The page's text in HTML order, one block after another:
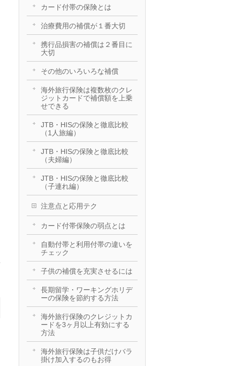
カード付帯の保険とは
治療費用の補償が１番大切
携行品損害の補償は２番目に
大切
その他のいろいろな補償
海外旅行保険は複数枚のクレ
ジットカードで補償額を上乗
せできる
JTB・HISの保険と徹底比較
（1人旅編）
JTB・HISの保険と徹底比較
（夫婦編）
JTB・HISの保険と徹底比較
（子連れ編）
注意点と応用テク
カード付帯保険の弱点とは
自動付帯と利用付帯の違いを
チェック
子供の補償を充実させるには
長期留学・ワーキングホリデ
ーの保険を節約する方法
海外旅行保険のクレジットカ
ードを3ヶ月以上有効にする
方法
海外旅行保険は子供だけバラ
掛け加入するのもお得